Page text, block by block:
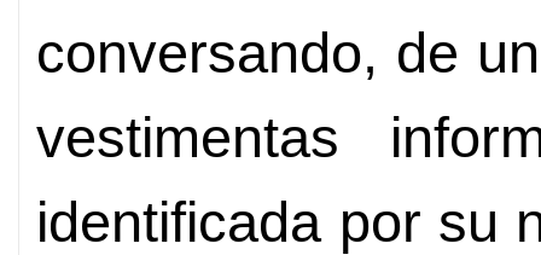
conversando, de
vestimentas
identificada por su